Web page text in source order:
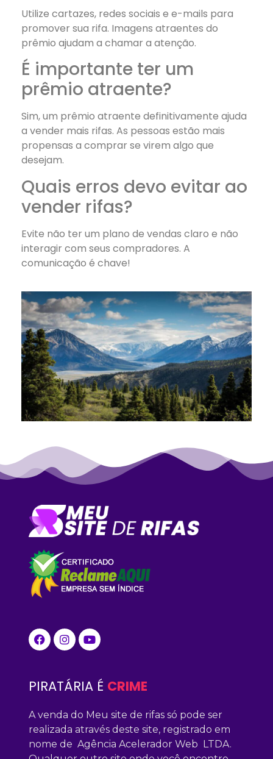
Utilize cartazes, redes sociais e e-mails para
promover sua rifa. Imagens atraentes do
prêmio ajudam a chamar a atenção.
É importante ter um
prêmio atraente?
Sim, um prêmio atraente definitivamente ajuda
a vender mais rifas. As pessoas estão mais
propensas a comprar se virem algo que
desejam.
Quais erros devo evitar ao
vender rifas?
Evite não ter um plano de vendas claro e não
interagir com seus compradores. A
comunicação é chave!
PIRATÁRIA É CRIME
A venda do Meu site de rifas só pode ser
realizada através deste site, registrado em
nome de Agência Acelerador Web LTDA.